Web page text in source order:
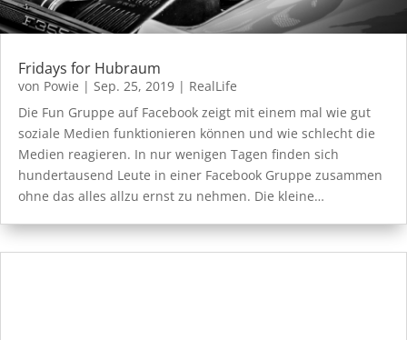
Fridays for Hubraum
von Powie | Sep. 25, 2019 | RealLife
Die Fun Gruppe auf Facebook zeigt mit einem mal wie gut
soziale Medien funktionieren können und wie schlecht die
Medien reagieren. In nur wenigen Tagen finden sich
hundertausend Leute in einer Facebook Gruppe zusammen
ohne das alles allzu ernst zu nehmen. Die kleine…